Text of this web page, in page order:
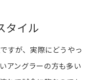
タイル
すが、実際にどうやっ
アングラーの方も多い